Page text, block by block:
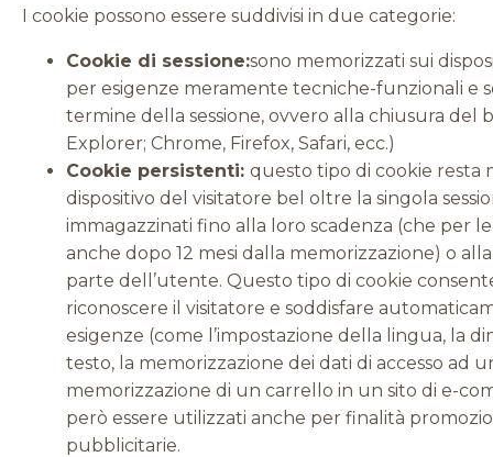
I cookie possono essere suddivisi in due categorie:
Cookie di sessione:sono memorizzati sui
per esigenze meramente tecniche-funzionali e
termine della sessione, ovvero alla chiusura del
Explorer; Chrome, Firefox, Safari, ecc.)
Cookie persistenti: questo tipo di cookie resta
dispositivo del visitatore bel oltre la singola
immagazzinati fino alla loro scadenza (che per
anche dopo 12 mesi dalla memorizzazione) o
parte dell’utente. Questo tipo di cookie
riconoscere il visitatore e soddisfare
esigenze (come l’impostazione della lingua, la
testo, la memorizzazione dei dati di accesso ad
memorizzazione di un carrello in un sito di e-
però essere utilizzati anche per finalità
pubblicitarie.